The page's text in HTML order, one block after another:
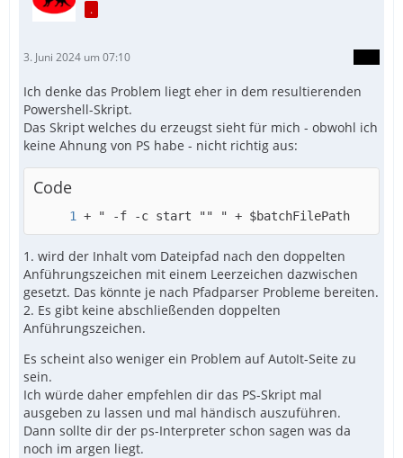
EndFunc
.
3. Juni 2024 um 07:10
Ich denke das Problem liegt eher in dem resultierenden
Powershell-Skript.
Das Skript welches du erzeugst sieht für mich - obwohl ich
keine Ahnung von PS habe - nicht richtig aus:
Code
+ " -f -c start "" " + $batchFilePath
1. wird der Inhalt vom Dateipfad nach den doppelten
Anführungszeichen mit einem Leerzeichen dazwischen
gesetzt. Das könnte je nach Pfadparser Probleme bereiten.
2. Es gibt keine abschließenden doppelten
Anführungszeichen.
Es scheint also weniger ein Problem auf AutoIt-Seite zu
sein.
Ich würde daher empfehlen dir das PS-Skript mal
ausgeben zu lassen und mal händisch auszuführen.
Dann sollte dir der ps-Interpreter schon sagen was da
noch im argen liegt.